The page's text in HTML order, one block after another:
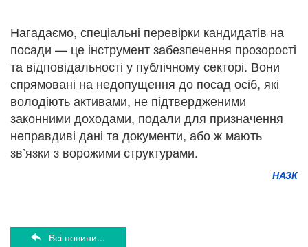
Нагадаємо, спеціальні перевірки кандидатів на
посади — це інструмент забезпечення прозорості
та відповідальності у публічному секторі. Вони
спрямовані на недопущення до посад осіб, які
володіють активами, не підтвердженими
законними доходами, подали для призначення
неправдиві дані та документи, або ж мають
зв’язки з ворожими структурами.
НАЗК
Всі новини...